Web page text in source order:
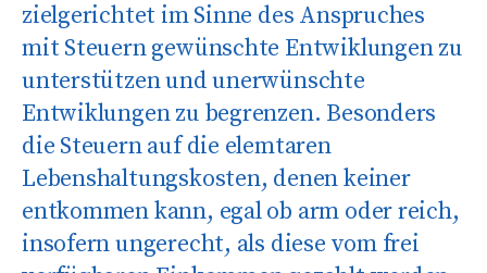
zielgerichtet im Sinne des Anspruches
mit Steuern gewünschte Entwiklungen zu
unterstützen und unerwünschte
Entwiklungen zu begrenzen. Besonders
die Steuern auf die elemtaren
Lebenshaltungskosten, denen keiner
entkommen kann, egal ob arm oder reich,
insofern ungerecht, als diese vom frei